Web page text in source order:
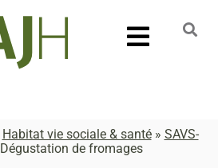
Habitat vie sociale & santé» SAVS-
Dégustation de fromages